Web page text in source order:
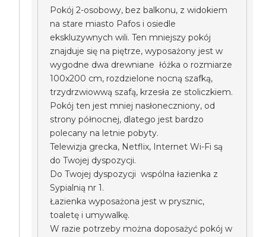
Pokój 2-osobowy, bez balkonu, z widokiem
na stare miasto Pafos i osiedle
ekskluzywnych wili. Ten mniejszy pokój
znajduje się na piętrze, wyposażony jest w
wygodne dwa drewniane łóżka o rozmiarze
100x200 cm, rozdzielone nocną szafką,
trzydrzwiowwą szafą, krzesła ze stoliczkiem.
Pokój ten jest mniej nasłoneczniony, od
strony północnej, dlatego jest bardzo
polecany na letnie pobyty.
Telewizja grecka, Netflix, Internet Wi-Fi są
do Twojej dyspozycji.
Do Twojej dyspozycji wspólna łazienka z
Sypialnią nr 1.
Łazienka wyposażona jest w prysznic,
toaletę i umywalkę.
W razie potrzeby można doposażyć pokój w